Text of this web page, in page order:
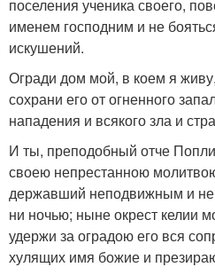
поселения ученика своего,
именем господним и не
искушений.
Огради дом мой, в коем я
сохрани его от огненного
нападения и всякого зла и
И ты, преподобный отче
своею непрестанною
державший неподвижным и
ни ночью; ныне окрест келии
удержи за оградою его вся
хулящих имя божие и